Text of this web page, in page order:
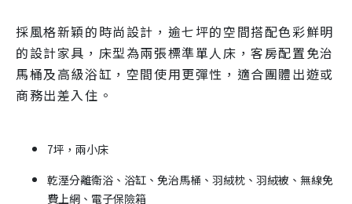
採風格新穎的時尚設計，逾七坪的空間搭配色彩鮮明
的設計家具，床型為兩張標準單人床，客房配置免治
馬桶及高級浴缸，空間使用更彈性，適合團體出遊或
商務出差入住。
7坪，兩小床
乾溼分離衛浴、浴缸、免治馬桶、羽絨枕、羽絨被、無線免
費上網、電子保險箱